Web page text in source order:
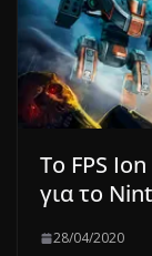
Το FPS
για το
28/04/2020